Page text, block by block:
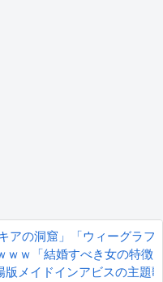
アの洞窟」「ウィーグラ
ｗｗ「結婚すべき女の特徴
版メイドインアビスの主題